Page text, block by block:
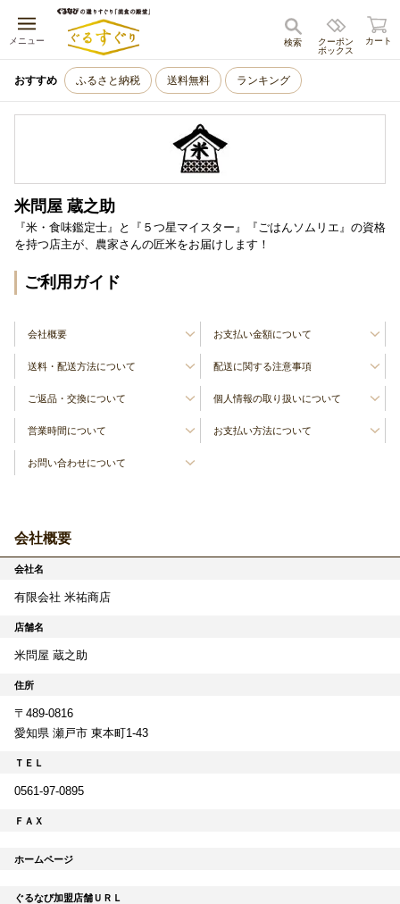
メニュー
キャンセル
クーポン
ボックス
検索 カート
おすすめ ふるさと納税 送料無料 ランキング
米問屋 蔵之助
『米・食味鑑定士』と『５つ星マイスター』『ごはんソムリエ』の資格
を持つ店主が、農家さんの匠米をお届けします！
ご利用ガイド
会社概要 お支払い金額について
送料・配送方法について 配送に関する注意事項
ご返品・交換について 個人情報の取り扱いについて
営業時間について お支払い方法について
お問い合わせについて
会社概要
会社名
有限会社 米祐商店
店舗名
米問屋 蔵之助
住所
〒489-0816
愛知県 瀬戸市 東本町1-43
ＴＥＬ
0561-97-0895
ＦＡＸ
ホームページ
ぐるなび加盟店舗ＵＲＬ